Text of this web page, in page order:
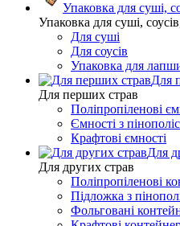
Упаковка для суші,
Упаковка для суші,
Для суші
Для соусів
Упаковка для
Для
Для перших страв
Поліпропіленові
Ємності з
Крафтові ємності
Для
Для других страв
Поліпропіленові
Підложка з
Фольговані